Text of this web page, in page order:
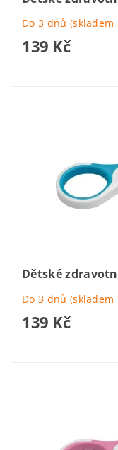
Do 3 dnů
139 Kč
Dětské
Do 3 dnů
139 Kč